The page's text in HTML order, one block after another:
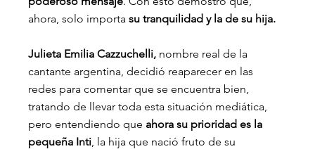
ahora, solo importa su tranquilidad y la de su hija.
Julieta Emilia Cazzuchelli, nombre real de la
cantante argentina, decidió reaparecer en las
redes para comentar que se encuentra bien,
tratando de llevar toda esta situación mediática,
pero entendiendo que ahora su prioridad es la
pequeña Inti , la hija que nació fruto de su